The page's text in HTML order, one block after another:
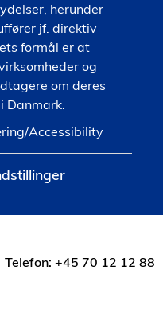
herunder
jf. direktiv
formål er at
og
om deres
Danmark.
Accessibility
Telefon: +45 70 12 12 88